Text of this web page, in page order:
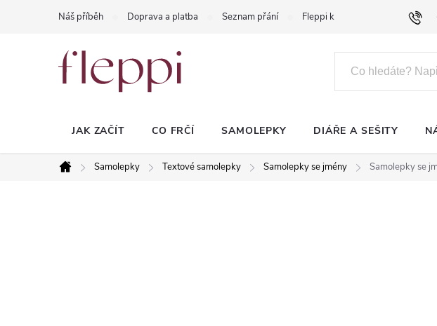
Náš příběh Doprava a platba Seznam přání Fleppi klub
JAK ZAČÍT CO FRČÍ SAMOLEPKY DIÁŘE A SEŠITY
Domů
Samolepky Textové samolepky Samolepky se jmény Samolepky se